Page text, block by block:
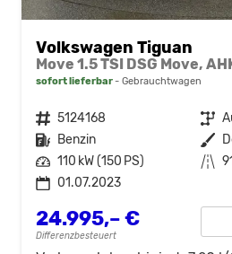
Volkswagen Tiguan
sofort lieferbar Gebrauchtwagen
Fahrzeugnr. 5124168 Getriebe
Kraftstoff Benzin Außenfarbe
Leistung 110 kW (150 PS) Kilometerstand
01.07.2023
24.995,– €
Differenzbesteuert